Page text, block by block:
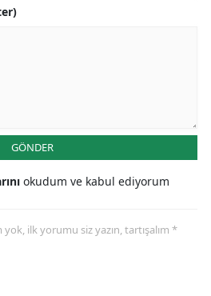
GÖNDER
okudum ve kabul ediyorum
ilk yorumu siz yazın, tartışalım *